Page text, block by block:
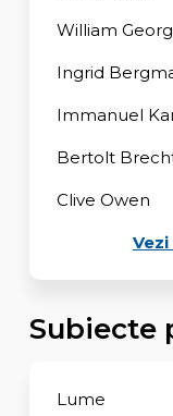
William
Ingrid
Immanuel
Bertolt
Clive Owen
Subiecte
Lume